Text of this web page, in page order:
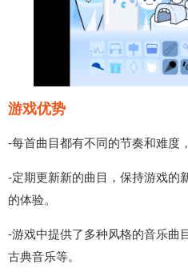
游戏优势
-每首曲目都有不同的节奏和难度
-定期更新新的曲目，保持游戏的
的体验。
-游戏中提供了多种风格的音乐曲
古典音乐等。